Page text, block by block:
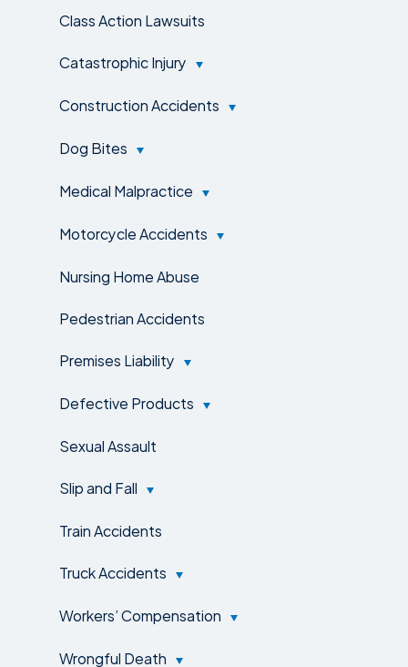
Class Action Lawsuits
Catastrophic Injury
Construction Accidents
Dog Bites
Medical Malpractice
Motorcycle Accidents
Nursing Home Abuse
Pedestrian Accidents
Premises Liability
Defective Products
Sexual Assault
Slip and Fall
Train Accidents
Truck Accidents
Workers’ Compensation
Wrongful Death